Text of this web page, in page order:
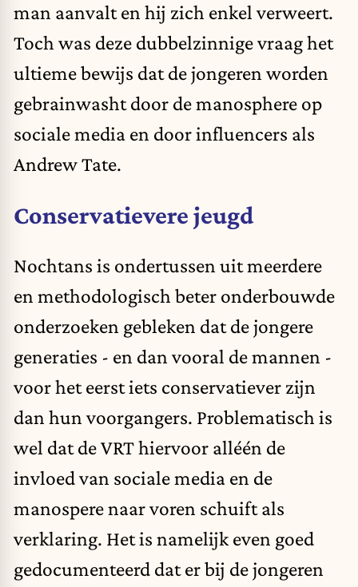
man aanvalt en hij zich enkel verweert.
Toch was deze dubbelzinnige vraag het
ultieme bewijs dat de jongeren worden
gebrainwasht door de manosphere op
sociale media en door influencers als
Andrew Tate.
Conservatievere jeugd
Nochtans is ondertussen uit meerdere
en methodologisch beter onderbouwde
onderzoeken gebleken dat de jongere
generaties - en dan vooral de mannen -
voor het eerst iets conservatiever zijn
dan hun voorgangers. Problematisch is
wel dat de VRT hiervoor alléén de
invloed van sociale media en de
manospere naar voren schuift als
verklaring. Het is namelijk even goed
gedocumenteerd dat er bij de jongeren